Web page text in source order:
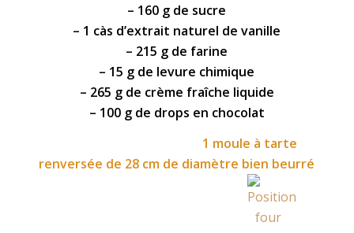
– 160 g de sucre
– 1 càs d’extrait naturel devanille
– 215 g de farine
– 15 g de levure chimique
– 265 g de crème fraîche liquide
– 100 g de drops en chocolat
1 moule à tarte
renversée de 28 cm de diamètre bien beurré